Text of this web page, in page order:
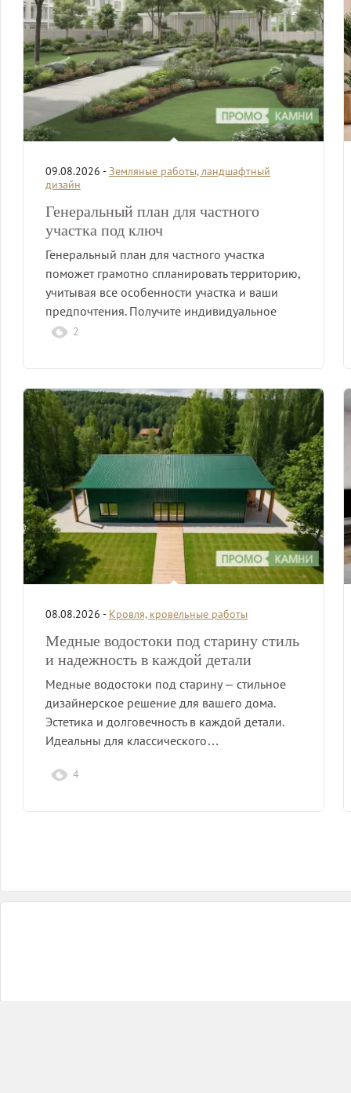
09.08.2026 - Земляные работы, ландшафтный
дизайн
Генеральный план для частного
участка под ключ
Генеральный план для частного участка
поможет грамотно спланировать территорию,
учитывая все особенности участка и ваши
предпочтения. Получите индивидуальное
решение для…
2
08.08.2026 - Кровля, кровельные работы
Медные водостоки под старину стиль
и надежность в каждой детали
Медные водостоки под старину — стильное
дизайнерское решение для вашего дома.
Эстетика и долговечность в каждой детали.
Идеальны для классического…
4